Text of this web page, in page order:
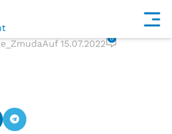
w.svg
Auf 15.07.2022 0